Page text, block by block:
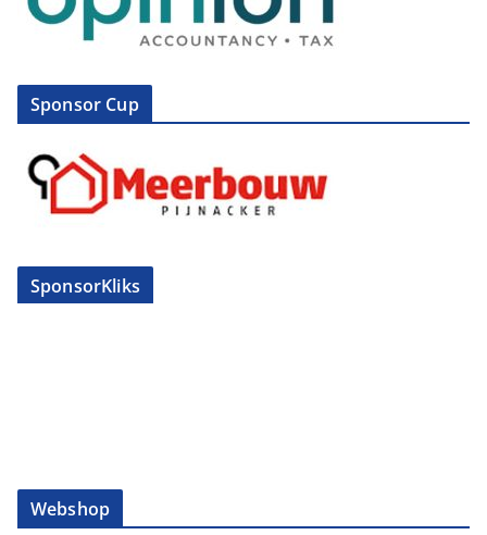
Sponsor Cup
SponsorKliks
Webshop